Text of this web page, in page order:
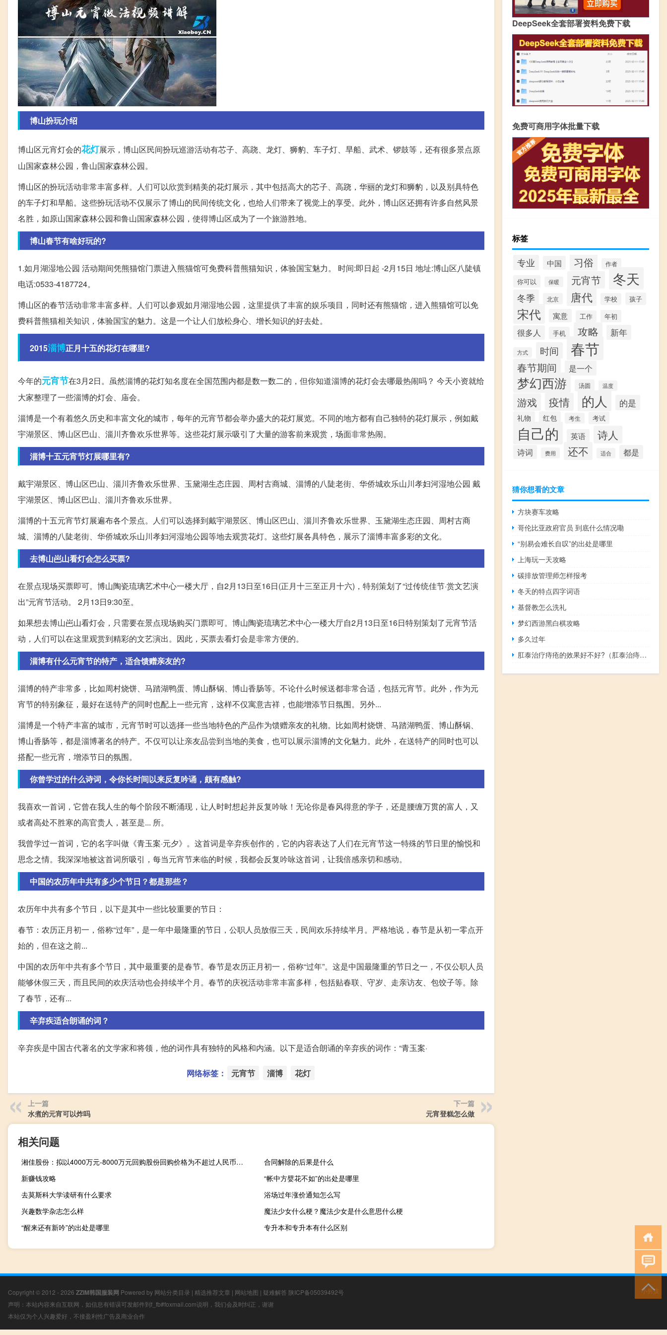
博山扮玩介绍
博山区元宵灯会的花灯展示，博山区民间扮玩巡游活动有芯子、高跷、龙灯、狮豹、车子灯、旱船、武术、锣鼓等，还有很多景点原
山国家森林公园，鲁山国家森林公园。
博山区的扮玩活动非常丰富多样。人们可以欣赏到精美的花灯展示，其中包括高大的芯子、高跷，华丽的龙灯和狮豹，以及别具特色
的车子灯和旱船。这些扮玩活动不仅展示了博山的民间传统文化，也给人们带来了视觉上的享受。此外，博山区还拥有许多自然风景
名胜，如原山国家森林公园和鲁山国家森林公园，使得博山区成为了一个旅游胜地。
博山春节有啥好玩的?
1.如月湖湿地公园 活动期间凭熊猫馆门票进入熊猫馆可免费科普熊猫知识，体验国宝魅力。 时间:即日起 -2月15日 地址:博山区八陡镇
电话:0533-4187724。
博山区的春节活动非常丰富多样。人们可以参观如月湖湿地公园，这里提供了丰富的娱乐项目，同时还有熊猫馆，进入熊猫馆可以免
费科普熊猫相关知识，体验国宝的魅力。这是一个让人们放松身心、增长知识的好去处。
2015淄博正月十五的花灯在哪里?
今年的元宵节在3月2日。虽然淄博的花灯知名度在全国范围内都是数一数二的，但你知道淄博的花灯会去哪最热闹吗？ 今天小资就给
大家整理了一些淄博的灯会、庙会。
淄博是一个有着悠久历史和丰富文化的城市，每年的元宵节都会举办盛大的花灯展览。不同的地方都有自己独特的花灯展示，例如戴
宇湖景区、博山区巴山、淄川齐鲁欢乐世界等。这些花灯展示吸引了大量的游客前来观赏，场面非常热闹。
淄博十五元宵节灯展哪里有?
戴宇湖景区、博山区巴山、淄川齐鲁欢乐世界、玉黛湖生态庄园、周村古商城、淄博的八陡老街、华侨城欢乐山川孝妇河湿地公园 戴
宇湖景区、博山区巴山、淄川齐鲁欢乐世界。
淄博的十五元宵节灯展遍布各个景点。人们可以选择到戴宇湖景区、博山区巴山、淄川齐鲁欢乐世界、玉黛湖生态庄园、周村古商
城、淄博的八陡老街、华侨城欢乐山川孝妇河湿地公园等地去观赏花灯。这些灯展各具特色，展示了淄博丰富多彩的文化。
去博山岜山看灯会怎么买票?
在景点现场买票即可。博山陶瓷琉璃艺术中心一楼大厅，自2月13日至16日(正月十三至正月十六)，特别策划了“过传统佳节·赏文艺演
出”元宵节活动。 2月13日9:30至。
如果想去博山岜山看灯会，只需要在景点现场购买门票即可。博山陶瓷琉璃艺术中心一楼大厅自2月13日至16日特别策划了元宵节活
动，人们可以在这里观赏到精彩的文艺演出。因此，买票去看灯会是非常方便的。
淄博有什么元宵节的特产，适合馈赠亲友的?
淄博的特产非常多，比如周村烧饼、马踏湖鸭蛋、博山酥锅、博山香肠等。不论什么时候送都非常合适，包括元宵节。此外，作为元
宵节的特别象征，最好在送特产的同时也配上一些元宵，这样不仅寓意吉祥，也能增添节日氛围。另外...
淄博是一个特产丰富的城市，元宵节时可以选择一些当地特色的产品作为馈赠亲友的礼物。比如周村烧饼、马踏湖鸭蛋、博山酥锅、
博山香肠等，都是淄博著名的特产。不仅可以让亲友品尝到当地的美食，也可以展示淄博的文化魅力。此外，在送特产的同时也可以
搭配一些元宵，增添节日的氛围。
你曾学过的什么诗词，令你长时间以来反复吟诵，颇有感触?
我喜欢一首词，它曾在我人生的每个阶段不断涌现，让人时时想起并反复吟咏！无论你是春风得意的学子，还是腰缠万贯的富人，又
或者高处不胜寒的高官贵人，甚至是... 所。
我曾学过一首词，它的名字叫做《青玉案·元夕》。这首词是辛弃疾创作的，它的内容表达了人们在元宵节这一特殊的节日里的愉悦和
思念之情。我深深地被这首词所吸引，每当元宵节来临的时候，我都会反复吟咏这首词，让我倍感亲切和感动。
中国的农历年中共有多少个节日？都是那些？
农历年中共有多个节日，以下是其中一些比较重要的节日：
春节：农历正月初一，俗称“过年”，是一年中最隆重的节日，公职人员放假三天，民间欢乐持续半月。严格地说，春节是从初一零点开
始的，但在这之前...
中国的农历年中共有多个节日，其中最重要的是春节。春节是农历正月初一，俗称“过年”。这是中国最隆重的节日之一，不仅公职人员
能够休假三天，而且民间的欢庆活动也会持续半个月。春节的庆祝活动非常丰富多样，包括贴春联、守岁、走亲访友、包饺子等。除
了春节，还有...
辛弃疾适合朗诵的词？
辛弃疾是中国古代著名的文学家和将领，他的词作具有独特的风格和内涵。以下是适合朗诵的辛弃疾的词作：“青玉案·
网络标签： 元宵节 淄博 花灯
上一篇
水煮的元宵可以炸吗
下一篇
元宵登糕怎么做
相关问题
湘佳股份：拟以4000万元-8000万元回购股份回购价格为不超过人民币45元/股
合同解除的后果是什么
新赚钱攻略
“帐中方嬖花不如”的出处是哪里
去莫斯科大学读研有什么要求
浴场过年涨价通知怎么写
兴趣数学杂志怎么样
魔法少女什么梗？魔法少女是什么意思什么梗
“醒来还有新吟”的出处是哪里
专升本和专升本有什么区别
DeepSeek全套部署资料免费下载
免费可商用字体批量下载
标签
专业 中国 习俗 作者
你可以 保暖 元宵节 冬天
冬季 北京 唐代 学校 孩子
宋代 寓意 工作 年初
很多人 手机 攻略 新年
方式 时间 春节
春节期间 是一个
梦幻西游 汤圆 温度
游戏 疫情 的人 的是
礼物 红包 考生 考试
自己的 英语 诗人
诗词 费用 还不 适合 都是
猜你想看的文章
方块赛车攻略
哥伦比亚政府官员 到底什么情况嘞
“别易会难长自叹”的出处是哪里
上海玩一天攻略
碳排放管理师怎样报考
冬天的特点四字词语
基督教怎么洗礼
梦幻西游黑白棋攻略
多久过年
肛泰治疗痔疮的效果好不好?（肛泰治痔疮效果怎么样）
Copyright © 2012 - 2026 ZZIM韩国服装网 Powered by 网站分类目录 | 精选推荐文章 | 网站地图 | 疑难解答 陕ICP备05039492号
声明：本站内容来自互联网，如信息有错误可发邮件到f_fb#foxmail.com说明，我们会及时纠正，谢谢
本站仅为个人兴趣爱好，不接盈利性广告及商业合作
小男孩